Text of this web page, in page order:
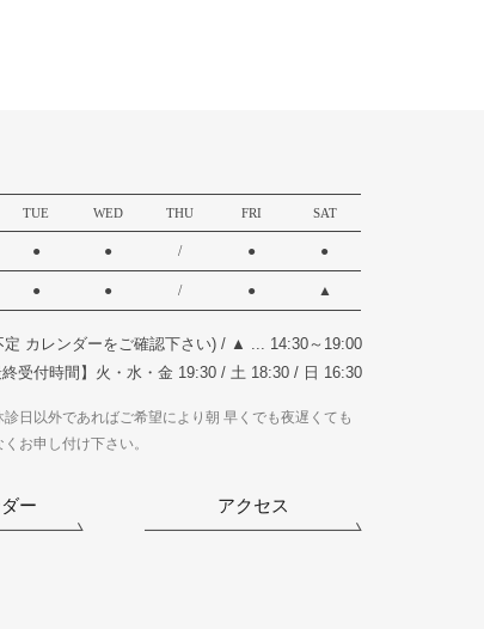
TUE WED THU FRI SAT
● ● / ● ●
● ● / ● ▲
カレンダーをご確認下さい) / ▲ ... 14:30～19:00
終受付時間】火・水・金 19:30 / 土 18:30 / 日 16:30
日以外であればご希望により朝 早くでも夜遅くても
お申し付け下さい。
ー アクセス